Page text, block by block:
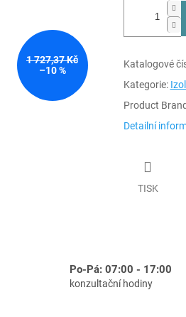
1 727,37 Kč
–10 %
Katalogové
Kategorie:
Product
Detailní
TISK
Po-Pá: 07:00 - 17:00
konzultační hodiny